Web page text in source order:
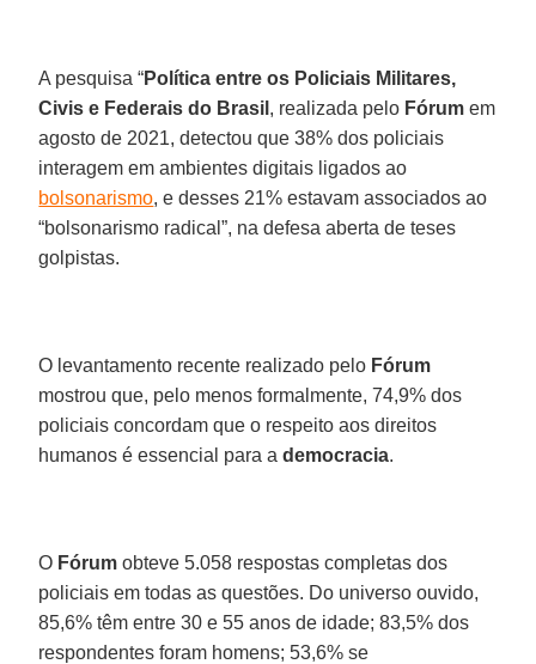
A pesquisa “Política entre os Policiais Militares,
Civis e Federais do Brasil , realizada pelo Fórum em
agosto de 2021, detectou que 38% dos policiais
interagem em ambientes digitais ligados ao
bolsonarismo, e desses 21% estavam associados ao
“bolsonarismo radical”, na defesa aberta de teses
golpistas.
O levantamento recente realizado pelo Fórum
mostrou que, pelo menos formalmente, 74,9% dos
policiais concordam que o respeito aos direitos
humanos é essencial para ademocracia.
O Fórum obteve 5.058 respostas completas dos
policiais em todas as questões. Do universo ouvido,
85,6% têm entre 30 e 55 anos de idade; 83,5% dos
respondentes foram homens; 53,6% se